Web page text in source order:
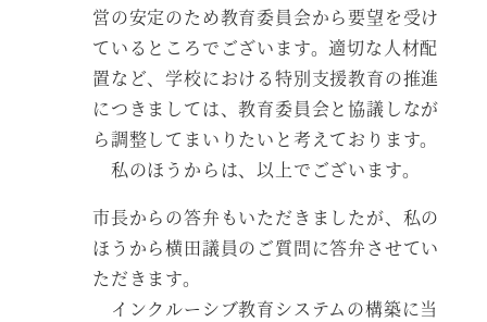
営の安定のため教育委員会から要望を受け
ているところでございます。適切な人材配
置など、学校における特別支援教育の推進
につきましては、教育委員会と協議しなが
ら調整してまいりたいと考えております。
私のほうからは、以上でございます。
市長からの答弁もいただきましたが、私の
ほうから横田議員のご質問に答弁させてい
ただきます。
インクルーシブ教育システムの構築に当